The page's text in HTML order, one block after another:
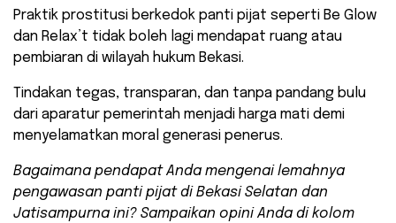
Praktik prostitusi berkedok panti pijat seperti Be Glow
dan Relax’t tidak boleh lagi mendapat ruang atau
pembiaran di wilayah hukum Bekasi.
Tindakan tegas, transparan, dan tanpa pandang bulu
dari aparatur pemerintah menjadi harga mati demi
menyelamatkan moral generasi penerus.
Bagaimana pendapat Anda mengenai lemahnya
pengawasan panti pijat di Bekasi Selatan dan
Jatisampurna ini? Sampaikan opini Anda di kolom